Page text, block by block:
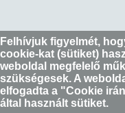
Felhívjuk figyelmét,
cookie-kat (sütiket)
weboldal megfelelő
szükségesek. A
elfogadta a "Cookie
által használt sütiket.